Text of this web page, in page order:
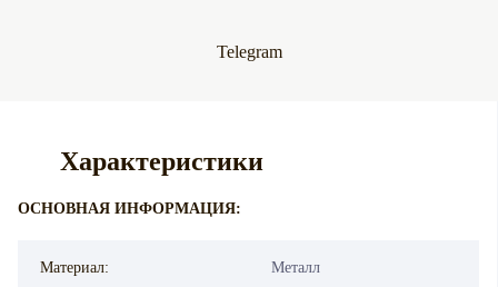
Telegram
Характеристики
ОСНОВНАЯ ИНФОРМАЦИЯ:
Материал: Металл